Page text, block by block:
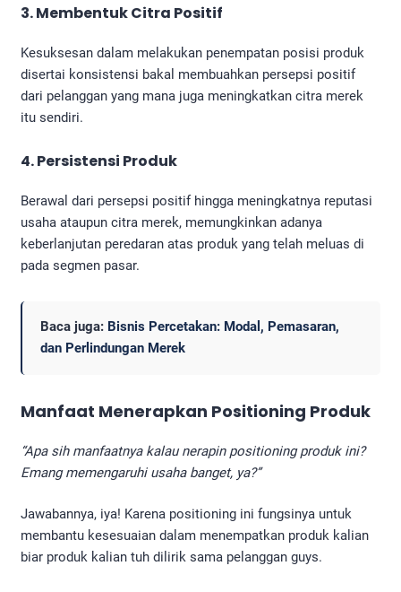
3. Membentuk Citra Positif
Kesuksesan dalam melakukan penempatan posisi produk
disertai konsistensi bakal membuahkan persepsi positif
dari pelanggan yang mana juga meningkatkan citra merek
itu sendiri.
4. Persistensi Produk
Berawal dari persepsi positif hingga meningkatnya reputasi
usaha ataupun citra merek, memungkinkan adanya
keberlanjutan peredaran atas produk yang telah meluas di
pada segmen pasar.
Baca juga: Bisnis Percetakan: Modal, Pemasaran,
dan Perlindungan Merek
Manfaat Menerapkan Positioning Produk
“Apa sih manfaatnya kalau nerapin positioning produk ini?
Emang memengaruhi usaha banget, ya?”
Jawabannya, iya! Karena positioning ini fungsinya untuk
membantu kesesuaian dalam menempatkan produk kalian
biar produk kalian tuh dilirik sama pelanggan guys.